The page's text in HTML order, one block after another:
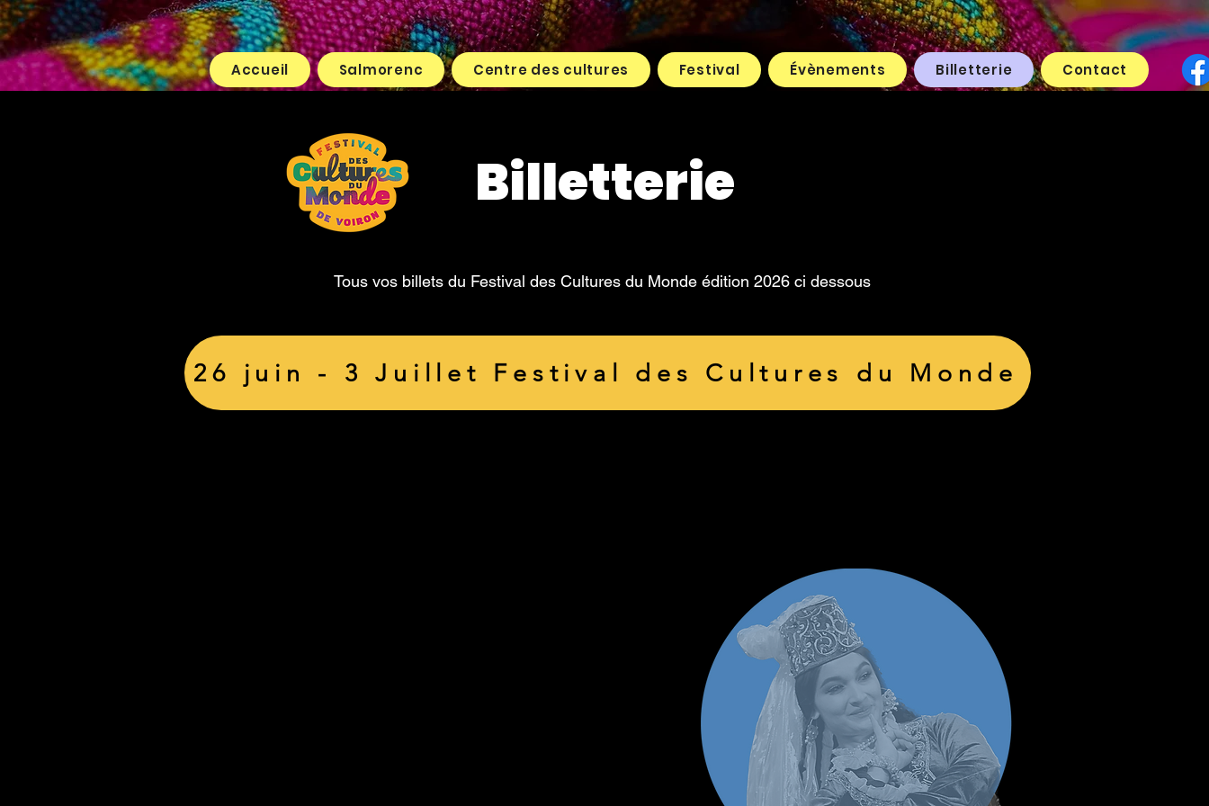
Accueil Salmorenc Centre des cultures Festival Évènements Billetterie Contact
Billetterie
Tous vos billets du Festival des Cultures du Monde édition 2026 ci dessous
26 juin - 3 Juillet Festival des Cultures du Monde